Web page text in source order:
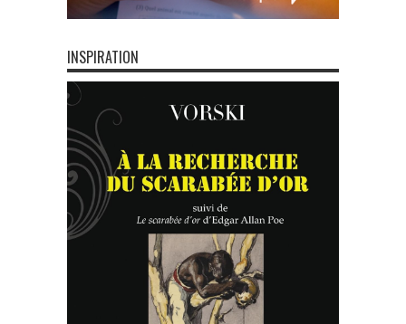
INSPIRATION